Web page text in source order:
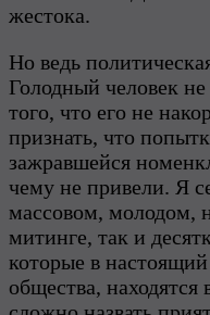
жестока.
Но ведь
Голодный человек
того, что его не
признать, что
зажравшейся
чему не привели. Я
массовом, молодом,
митинге, так и
которые в
общества,